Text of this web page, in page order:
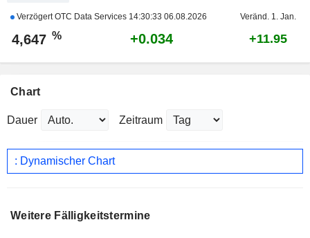
Verzögert OTC Data Services 14:30:33 06.08.2026 Veränd. 1. Jan.
4,647 % +0.034 +11.95
Chart
Dauer Zeitraum
: Dynamischer Chart
Weitere Fälligkeitstermine